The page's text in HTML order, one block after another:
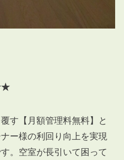
す【月額管理料無料】と
ー様の利回り向上を実現
。空室が長引いて困って